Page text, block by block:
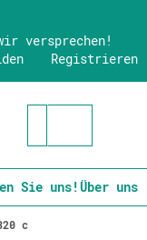
versprechen!
Registrieren
Sie uns!Über uns
c